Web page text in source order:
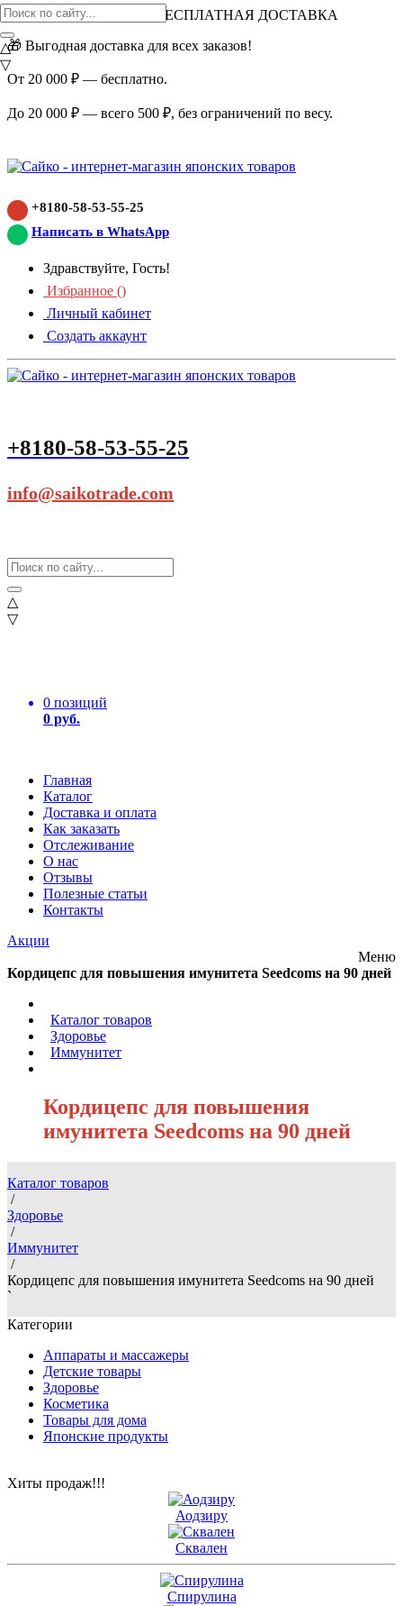
ВНИМАНИЕ АКЦИЯ!
БЕСПЛАТНАЯ ДОСТАВКА
🎁 Выгодная доставка для всех заказов!
От 20 000 ₽ — бесплатно.
До 20 000 ₽ — всего 500 ₽, без ограничений по весу.
+8180-58-53-55-25
Написать в WhatsApp
Здравствуйте, Гость!
Избранное ()
Личный кабинет
Создать аккаунт
+8180-58-53-55-25
info@saikotrade.com
△
▽
0 позиций
0 руб.
Главная
Каталог
Доставка и оплата
Как заказать
Отслеживание
О нас
Отзывы
Полезные статьи
Контакты
Акции
△
▽
Меню
Кордицепс для повышения имунитета Seedcoms на 90 дней
Каталог товаров
Здоровье
Иммунитет
Кордицепс для повышения
имунитета Seedcoms на 90 дней
Каталог товаров
/
Здоровье
/
Иммунитет
/
Кордицепс для повышения имунитета Seedcoms на 90 дней
`
Категории
Аппараты и массажеры
Детские товары
Здоровье
Косметика
Товары для дома
Японские продукты
Хиты продаж!!!
Аодзиру
Сквален
Спирулина